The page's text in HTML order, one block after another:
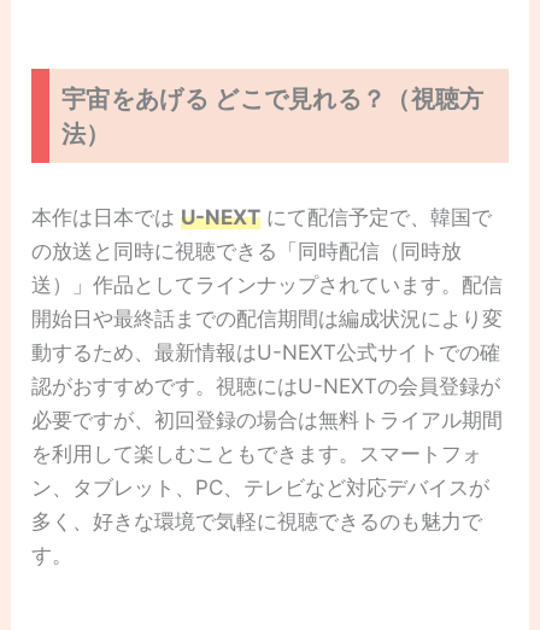
宇宙をあげる どこで見れる？（視聴方
法）
本作は日本ではU-NEXT にて配信予定で、韓国で
の放送と同時に視聴できる「同時配信（同時放
送）」作品としてラインナップされています。配信
開始日や最終話までの配信期間は編成状況により変
動するため、最新情報はU-NEXT公式サイトでの確
認がおすすめです。視聴にはU-NEXTの会員登録が
必要ですが、初回登録の場合は無料トライアル期間
を利用して楽しむこともできます。スマートフォ
ン、タブレット、PC、テレビなど対応デバイスが
多く、好きな環境で気軽に視聴できるのも魅力で
す。